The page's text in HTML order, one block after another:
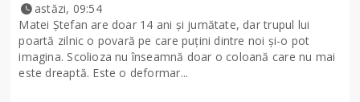
astăzi, 09:54
Matei Ștefan are doar 14 ani și jumătate, dar trupul lui
poartă zilnic o povară pe care puțini dintre noi și-o pot
imagina. Scolioza nu înseamnă doar o coloană care nu mai
este dreaptă. Este o deformar...